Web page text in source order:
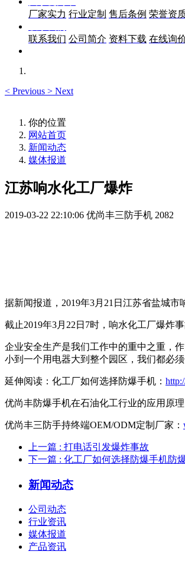
厂家实力 行业定制 售后条例 荣誉资
联系我们 公司简介 资料下载 在线询
< Previous > Next
你的位置
网站首页
新闻动态
媒体报道
江苏响水化工厂爆炸
2019-03-22 22:10:06 优尚丰三防手机 2082
据新闻报道，2019年3月21日江苏省盐城
截止2019年3月22日7时，响水化工厂爆炸
企业安全生产是我们工作中的重中之重，
小到一个用电器大到整个园区，我们都必须
延伸阅读：化工厂如何选择防爆手机：
优尚丰防爆手机在石油化工行业的应用原理
优尚丰三防手持终端OEM/ODM定制厂家：
上一篇 : 打电话引发爆炸事故
下一篇 : 化工厂如何选择防爆手机防
新闻动态
公司动态
行业资讯
媒体报道
产品资讯